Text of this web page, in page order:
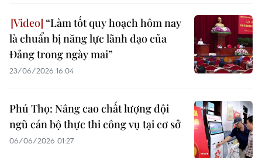
“Làm tốt quy hoạch hôm nay
là chuẩn bị năng lực lãnh đạo của
Đảng trong ngày mai”
23/06/2026 16:04
Phú Thọ: Nâng cao chất lượng đội
ngũ cán bộ thực thi công vụ tại cơ sở
06/06/2026 01:27